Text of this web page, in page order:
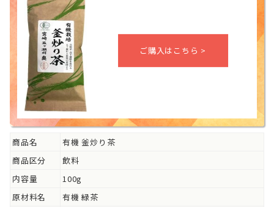
商品名
有機 釜炒り茶
商品区分
飲料
内容量
100g
原材料名
有機 緑茶